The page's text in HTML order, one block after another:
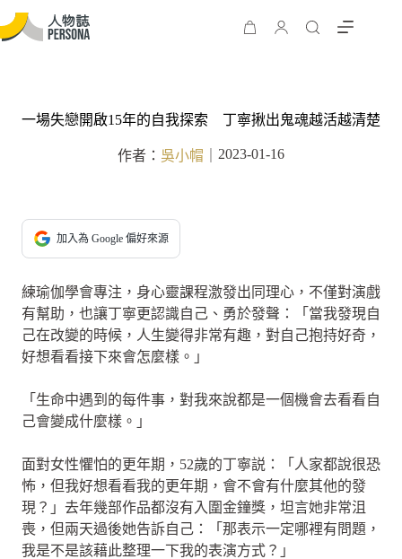
一場失戀開啟15年的自我探索 丁寧揪出鬼魂越活越清楚
作者： 吳小帽 2023-01-16
加入為 Google 偏好來源
練瑜伽學會專注，身心靈課程激發出同理心，不僅對演戲
有幫助，也讓丁寧更認識自己、勇於發聲：「當我發現自
己在改變的時候，人生變得非常有趣，對自己抱持好奇，
好想看看接下來會怎麼樣。」
「生命中遇到的每件事，對我來說都是一個機會去看看自
己會變成什麼樣。」
面對女性懼怕的更年期，52歲的丁寧説：「人家都說很恐
怖，但我好想看看我的更年期，會不會有什麼其他的發
現？」去年幾部作品都沒有入圍金鐘獎，坦言她非常沮
喪，但兩天過後她告訴自己：「那表示一定哪裡有問題，
我是不是該藉此整理一下我的表演方式？」